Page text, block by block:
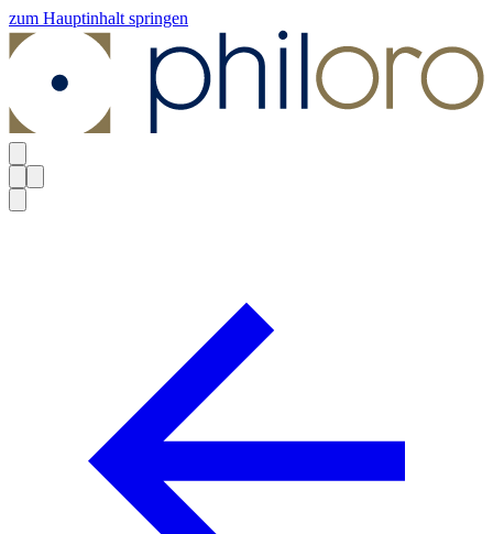
zum Hauptinhalt springen